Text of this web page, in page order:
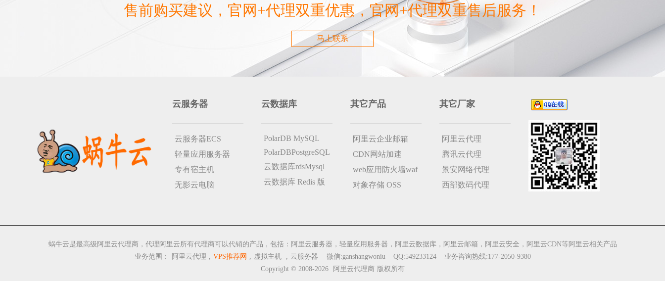
售前购买建议，官网+代理双重优惠，官网+代理双重售后服务！
马上联系
云服务器
云服务器ECS
轻量应用服务器
专有宿主机
无影云电脑
云数据库
PolarDB MySQL
PolarDBPostgreSQL
云数据库rdsMysql
云数据库 Redis 版
其它产品
阿里云企业邮箱
CDN网站加速
web应用防火墙waf
对象存储 OSS
其它厂家
阿里云代理
腾讯云代理
景安网络代理
西部数码代理
蜗牛云是最高级阿里云代理商，代理阿里云所有代理商可以代销的产品，包括：阿里云服务器，轻量应用服务器，阿里云数据库，阿里云邮箱，阿里云安全，阿里云CDN等阿里云相关产品
业务范围：
阿里云代理 , VPS推荐网 , 虚拟主机 , 云服务器
微信:ganshangwoniu QQ:549233124 业务咨询热线:177-2050-9380
Copyright © 2008-2026
阿里云代理商 版权所有